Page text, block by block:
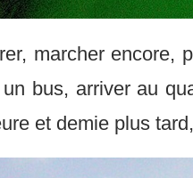
marcher encore,
bus, arriver au
et demie plus